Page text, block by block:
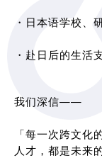
・日本语学校、
・赴日后的生活
我们深信——
「每一次跨文化
人才，都是未来